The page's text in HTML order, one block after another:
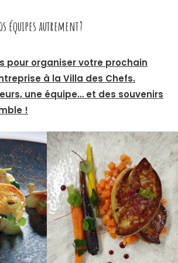
équipes autrement ?
pour organiser votre prochain
à la Villa des Chefs.
une équipe… et des souvenirs
!